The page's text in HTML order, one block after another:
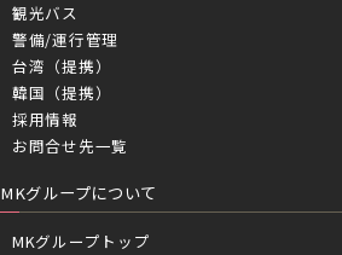
観光バス
警備/運行管理
台湾（提携）
韓国（提携）
採用情報
お問合せ先一覧
MKグループについて
MKグループトップ